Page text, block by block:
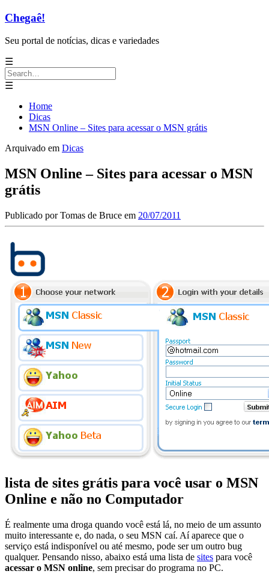
Chegaê!
Seu portal de notícias, dicas e variedades
☰
Search
for:
☰
Home
Dicas
MSN Online – Sites para acessar o MSN grátis
Arquivado em Dicas
MSN Online – Sites para acessar o MSN
grátis
Publicado porTomas de Bruce em 20/07/2011
lista de sites grátis para você usar o MSN
Online e não no Computador
É realmente uma droga quando você está lá, no meio de um assunto
muito interessante e, do nada, o seu MSN caí. Aí aparece que o
serviço está indisponível ou até mesmo, pode ser um outro bug
qualquer. Pensando nisso, abaixo está uma lista de sites para você
acessar o MSN online, sem precisar do programa no PC.